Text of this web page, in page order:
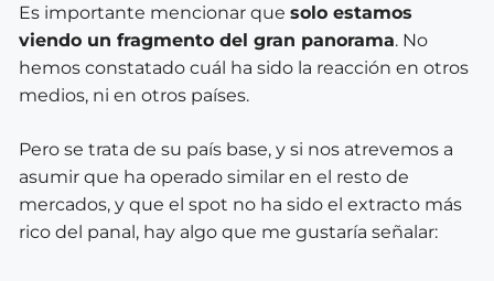
Es importante mencionar que solo estamos
viendo un fragmento del gran panorama. No
hemos constatado cuál ha sido la reacción en otros
medios, ni en otros países.
Pero se trata de su país base, y si nos atrevemos a
asumir que ha operado similar en el resto de
mercados, y que el spot no ha sido el extracto más
rico del panal, hay algo que me gustaría señalar: